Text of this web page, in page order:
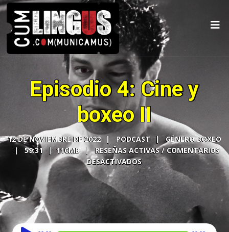
Episodio 4: Cine y
boxeo II
12 DE NOVIEMBRE DE 2022 PODCAST
GÉNERO BOXEO
59:31
116MB
COMENTARIOS
DESACTIVADOS
Audio